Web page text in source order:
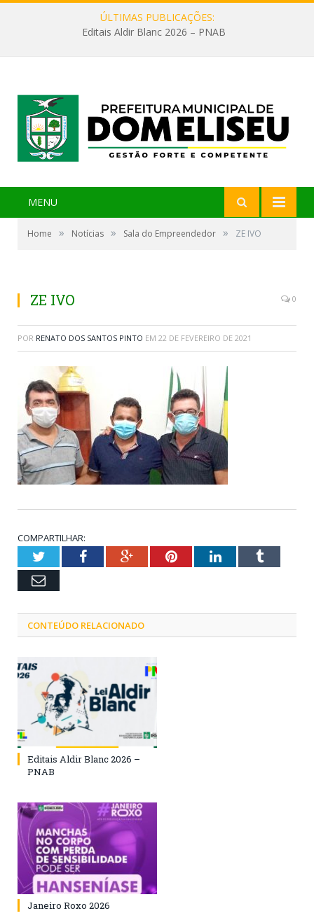
ÚLTIMAS PUBLICAÇÕES:
Editais Aldir Blanc 2026 – PNAB
MENU
Home » Notícias » Sala do Empreendedor » ZE IVO
ZE IVO 0
POR RENATO DOS SANTOS PINTO EM 22 DE FEVEREIRO DE 2021
COMPARTILHAR:
TwitterFacebookGoogle+PinterestLinkedInTumblr
Email
CONTEÚDO RELACIONADO
Editais Aldir Blanc 2026 –
PNAB
Janeiro Roxo 2026